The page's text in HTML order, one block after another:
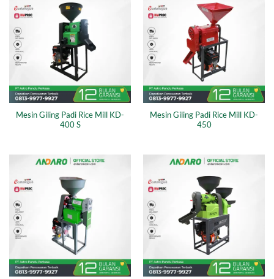
Mesin Giling Padi Rice Mill KD-
400 S
Mesin Giling Padi Rice Mill KD-
450